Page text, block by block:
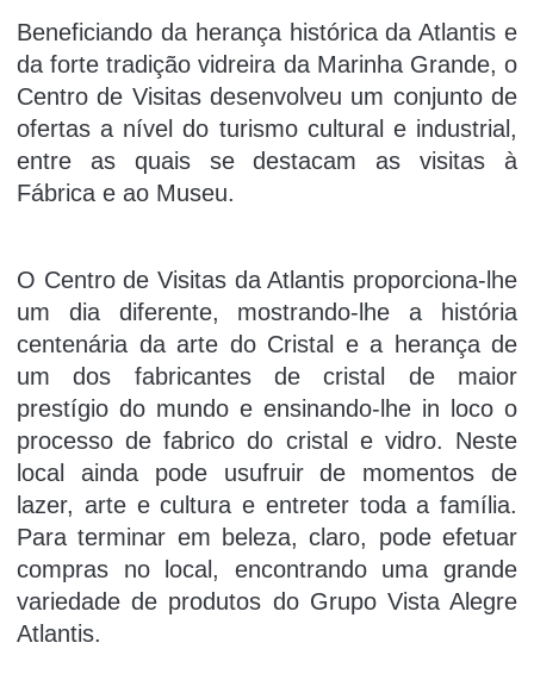
Beneficiando da herança histórica da Atlantis e
da forte tradição vidreira da Marinha Grande, o
Centro de Visitas desenvolveu um conjunto de
ofertas a nível do turismo cultural e industrial,
entre as quais se destacam as visitas à
Fábrica e ao Museu.
O Centro de Visitas da Atlantis proporciona-lhe
um dia diferente, mostrando-lhe a história
centenária da arte do Cristal e a herança de
um dos fabricantes de cristal de maior
prestígio do mundo e ensinando-lhe in loco o
processo de fabrico do cristal e vidro. Neste
local ainda pode usufruir de momentos de
lazer, arte e cultura e entreter toda a família.
Para terminar em beleza, claro, pode efetuar
compras no local, encontrando uma grande
variedade de produtos do Grupo Vista Alegre
Atlantis.